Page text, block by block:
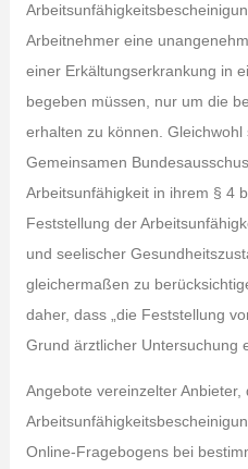
Arbeitnehmer eine
einer Erkältungserkrankung in
begeben müssen, nur um die
erhalten zu können.
Gemeinsamen
Arbeitsunfähigkeit in ihrem § 4
Feststellung der
und seelischer
gleichermaßen zu
daher, dass „die Feststellung
Grund ärztlicher Untersuchung
Angebote vereinzelter
Online-Fragebogens bei